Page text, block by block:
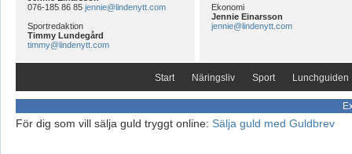
076-185 86 85 jennie@lindenytt.com
Sportredaktion
Timmy Lundegård
timmy@lindenytt.com
Ekonomi
Jennie Einarsson
jennie@lindenytt.com
Start Näringsliv Sport Lunchguiden
För dig som vill sälja guld tryggt online: Sälja guld med Guldbrev